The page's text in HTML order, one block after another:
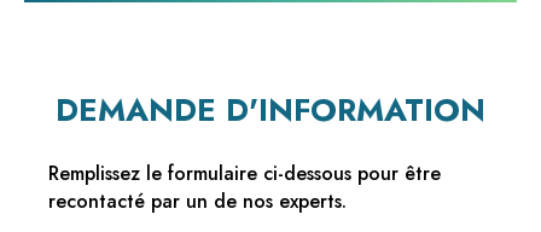
DEMANDE D'INFORMATION
Remplissez le formulaire ci-dessous pour être
recontacté par un de nos experts.